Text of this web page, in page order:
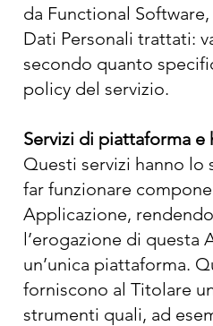
da Functional Software,
Dati Personali trattati:
secondo quanto
policy del servizio.
Servizi di piattaforma e
Questi servizi hanno lo
far funzionare
Applicazione,
l’erogazione di questa
un’unica piattaforma.
forniscono al Titolare
strumenti quali, ad